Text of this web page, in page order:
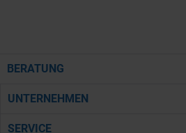
BERATUNG
UNTERNEHMEN
SERVICE